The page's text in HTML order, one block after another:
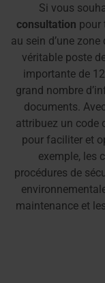
Si vous
consultation pour
au sein d’une
véritable poste
importante de
grand nombre
documents.
attribuez un code
pour faciliter et
exemple, les
procédures de
maintenance et